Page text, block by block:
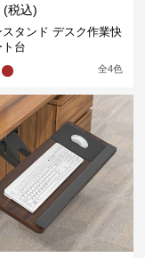
(税込)
タンド デスク作業快
台
全4色